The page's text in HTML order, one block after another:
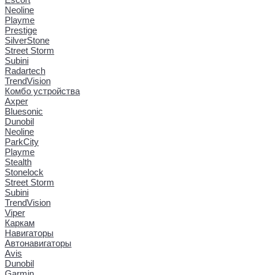
Neoline
Playme
Prestige
SilverStone
Street Storm
Subini
Radartech
TrendVision
Комбо устройства
Axper
Bluesonic
Dunobil
Neoline
ParkCity
Playme
Stealth
Stonelock
Street Storm
Subini
TrendVision
Viper
Каркам
Навигаторы
Автонавигаторы
Avis
Dunobil